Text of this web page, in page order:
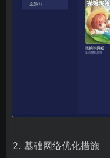
2. 基础网络优化措施